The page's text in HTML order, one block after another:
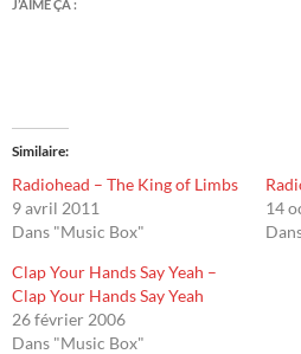
J’AIME ÇA :
Similaire
Radiohead – The King of Limbs
9 avril 2011
Dans "Music Box"
14
Clap Your Hands Say Yeah –
Clap Your Hands Say Yeah
26 février 2006
Dans "Music Box"